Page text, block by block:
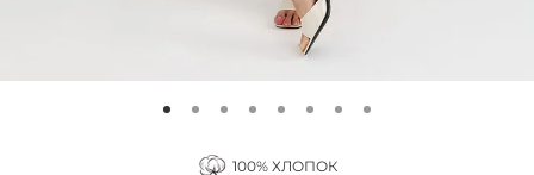
100% ХЛОПОК